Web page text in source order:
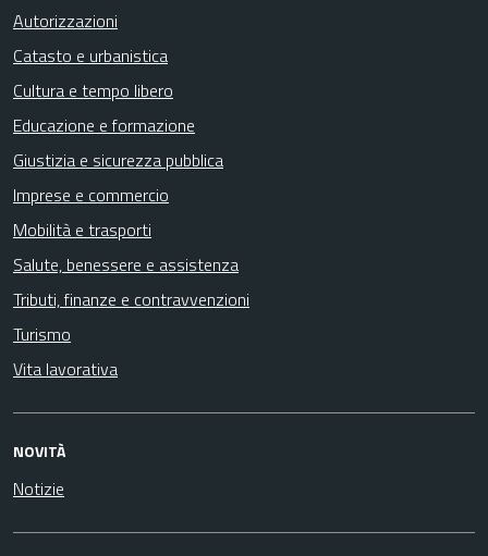
Autorizzazioni
Catasto e urbanistica
Cultura e tempo libero
Educazione e formazione
Giustizia e sicurezza pubblica
Imprese e commercio
Mobilità e trasporti
Salute, benessere e assistenza
Tributi, finanze e contravvenzioni
Turismo
Vita lavorativa
NOVITÀ
Notizie